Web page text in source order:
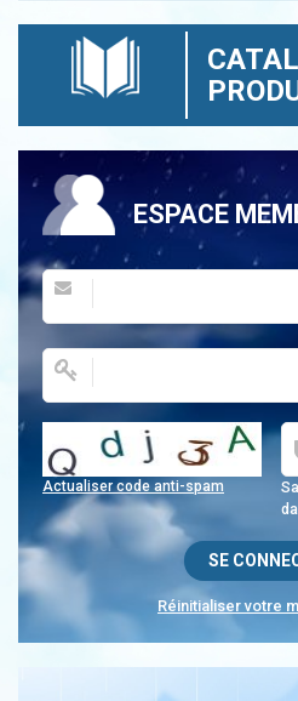
ESPACE
Actualiser code anti-spam
Réinitialiser votre